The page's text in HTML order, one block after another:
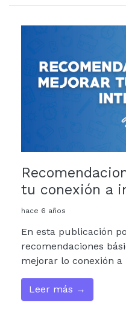
tu conexión a
hace 6 años
En esta publicación
recomendaciones
mejorar lo conexión a
Leer más →